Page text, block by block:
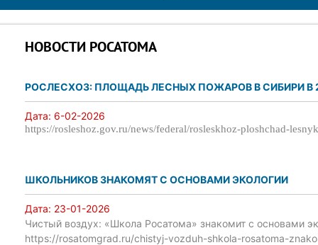
НОВОСТИ РОСАТОМА
РОСЛЕСХОЗ: ПЛОЩАДЬ ЛЕСНЫХ ПОЖАРОВ В СИБИРИ В
Дата: 6-02-2026
https://rosleshoz.gov.ru/news/federal/rosleskhoz-ploshchad-
ШКОЛЬНИКОВ ЗНАКОМЯТ С ОСНОВАМИ ЭКОЛОГИИ
Дата: 23-01-2026
Чистый воздух: «Школа Росатома» знакомит с основами
https://rosatomgrad.ru/chistyj-vozduh-shkola-rosatoma-